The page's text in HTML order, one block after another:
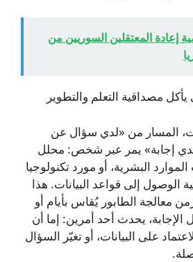
إعادة المعتقلين السوريين من
مصداقية التعلم والتطوير
المسار من «لدي سؤال عن
إجابة» يمر عبر شخص: محلل
البشرية، أو مورد تكنولوجيا
الوصول إلى قواعد البيانات. هذا
معالجة الطابور يُقاس بأيام أو
يحدث أحد أمرين: إما أن
على البيانات، أو تغيّر السؤال